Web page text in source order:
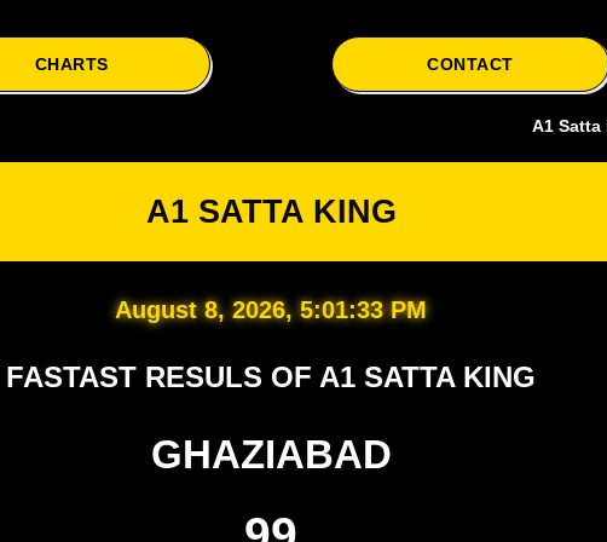
CHARTS CONTACT
A1 Satta is your
A1 SATTA KING
August 8, 2026, 5:01:34 PM
FASTAST RESULS OF A1 SATTA KING
GHAZIABAD